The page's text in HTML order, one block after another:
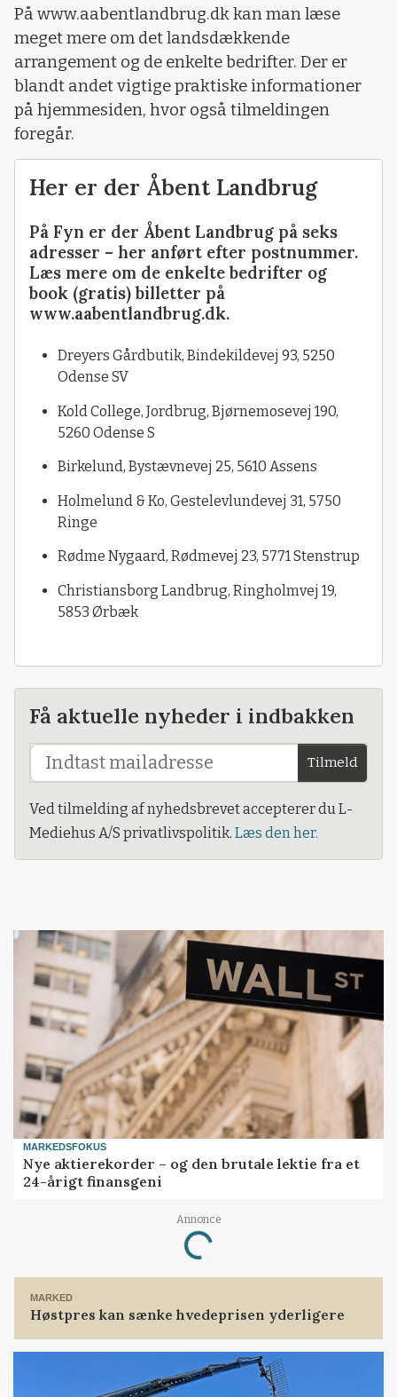
På www.aabentlandbrug.dk kan man læse
meget mere om det landsdækkende
arrangement og de enkelte bedrifter. Der er
blandt andet vigtige praktiske informationer
på hjemmesiden, hvor også tilmeldingen
foregår.
Her er der Åbent Landbrug
På Fyn er der Åbent Landbrug på seks
adresser – her anført efter postnummer.
Læs mere om de enkelte bedrifter og
book (gratis) billetter på
www.aabentlandbrug.dk.
Dreyers Gårdbutik, Bindekildevej 93, 5250
Odense SV
Kold College, Jordbrug, Bjørnemosevej 190,
5260 Odense S
Birkelund, Bystævnevej 25, 5610 Assens
Holmelund & Ko, Gestelevlundevej 31, 5750
Ringe
Rødme Nygaard, Rødmevej 23, 5771 Stenstrup
Christiansborg Landbrug, Ringholmvej 19,
5853 Ørbæk
Få aktuelle nyheder i indbakken
Tilmeld
Ved tilmelding af nyhedsbrevet accepterer du L-
Mediehus A/S privatlivspolitik. Læs den her.
MARKEDSFOKUS
Nye aktierekorder – og den brutale lektie fra et
24-årigt finansgeni
Annonce
Loading...
MARKED
Høstpres kan sænke hvedeprisen yderligere